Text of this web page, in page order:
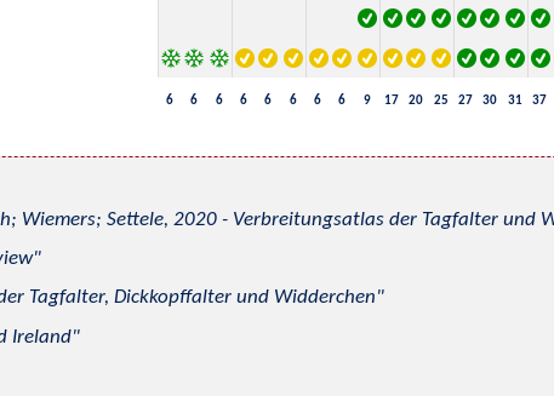
6 6 6 6 6 6 6 6 9 17 20 25 27 30 31 37
Wiemers; Settele, 2020 - Verbreitungsatlas der Tagfalter und
Tagfalter, Dickkopffalter und Widderchen
Ireland